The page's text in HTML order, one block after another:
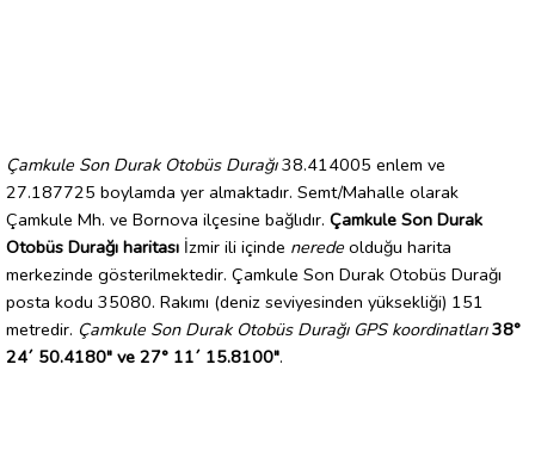
Çamkule Son Durak Otobüs Durağı38.414005 enlem ve
27.187725 boylamda yer almaktadır. Semt/Mahalle olarak
Çamkule Mh. ve Bornova ilçesine bağlıdır. Çamkule Son Durak
Otobüs Durağı haritası İzmir ili içinde nerede olduğu harita
merkezinde gösterilmektedir. Çamkule Son Durak Otobüs Durağı
posta kodu 35080. Rakımı (deniz seviyesinden yüksekliği) 151
metredir. Çamkule Son Durak Otobüs Durağı GPS koordinatları 38°
24´ 50.4180" ve 27° 11´ 15.8100".